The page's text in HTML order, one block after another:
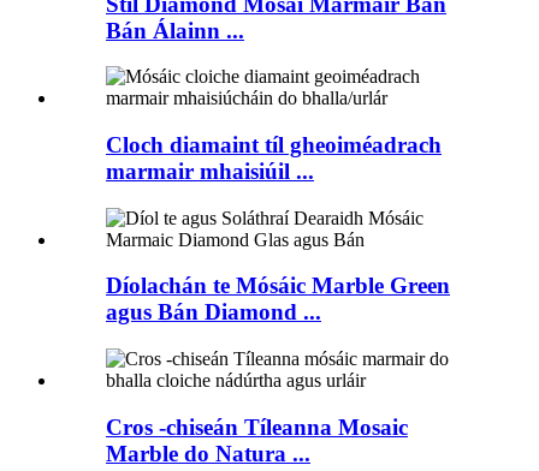
Bán Álainn ...
Cloch diamaint tíl gheoiméadrach
marmair mhaisiúil ...
Díolachán te Mósáic Marble Green
agus Bán Diamond ...
Cros -chiseán Tíleanna Mosaic
Marble do Natura ...